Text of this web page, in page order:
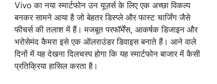
Vivo का नया स्मार्टफोन उन यूज़र्स के लिए एक अच्छा विकल्प
बनकर सामने आया है जो बेहतर डिस्प्ले और फास्ट चार्जिंग जैसे
फीचर्स की तलाश में हैं। मजबूत परफॉर्मेंस, आकर्षक डिजाइन और
भरोसेमंद कैमरा इसे एक ऑलराउंडर डिवाइस बनाते हैं। आने वाले
दिनों में यह देखना दिलचस्प होगा कि यह स्मार्टफोन बाजार में कैसी
प्रतिक्रिया हासिल करता है।